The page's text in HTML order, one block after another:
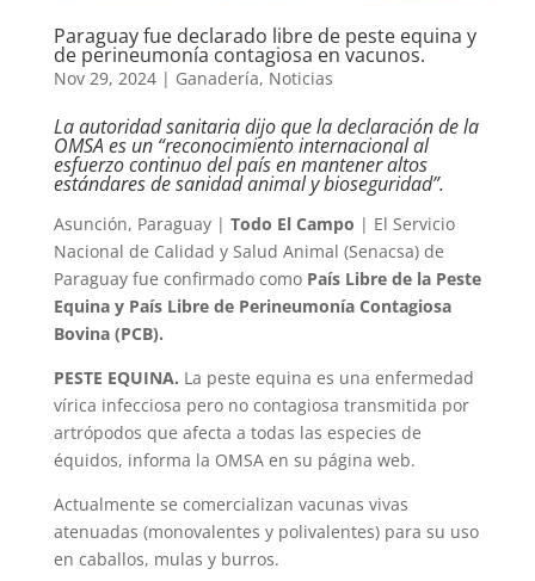
Paraguay fue declarado libre de peste equina y
de perineumonía contagiosa en vacunos.
Nov 29, 2024| Ganadería, Noticias
La autoridad sanitaria dijo que la declaración de la
OMSA es un “reconocimiento internacional al
esfuerzo continuo del país en mantener altos
estándares de sanidad animal y bioseguridad”.
Asunción, Paraguay | Todo El Campo | El Servicio
Nacional de Calidad y Salud Animal (Senacsa) de
Paraguay fue confirmado como País Libre de la Peste
Equina y País Libre de Perineumonía Contagiosa
Bovina (PCB).
PESTE EQUINA. La peste equina es una enfermedad
vírica infecciosa pero no contagiosa transmitida por
artrópodos que afecta a todas las especies de
équidos, informa la OMSA en su página web.
Actualmente se comercializan vacunas vivas
atenuadas (monovalentes y polivalentes) para su uso
en caballos, mulas y burros.